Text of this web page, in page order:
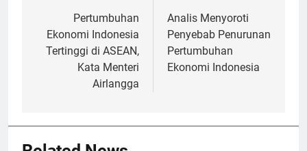
navigation
Pertumbuhan
Ekonomi Indonesia
Tertinggi di ASEAN,
Kata Menteri
Airlangga
Analis Menyoroti
Penyebab Penurunan
Pertumbuhan
Ekonomi Indonesia